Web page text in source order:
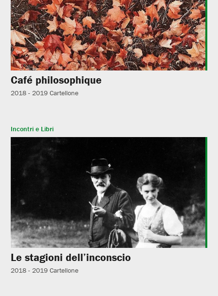
Café philosophique
2018 - 2019 Cartellone
Incontri e Libri
Le stagioni dell’inconscio
2018 - 2019 Cartellone